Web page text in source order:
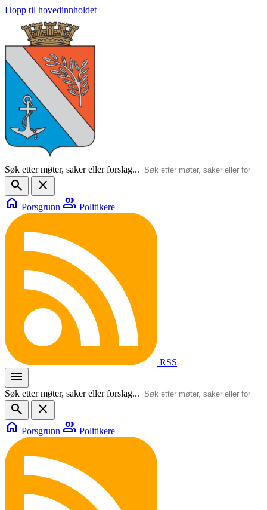
Hopp til hovedinnholdet
Søk etter møter, saker eller forslag...
search
close
home Porsgrunn group Politikere
RSS
menu
Søk etter møter, saker eller forslag...
search
close
home Porsgrunn group Politikere